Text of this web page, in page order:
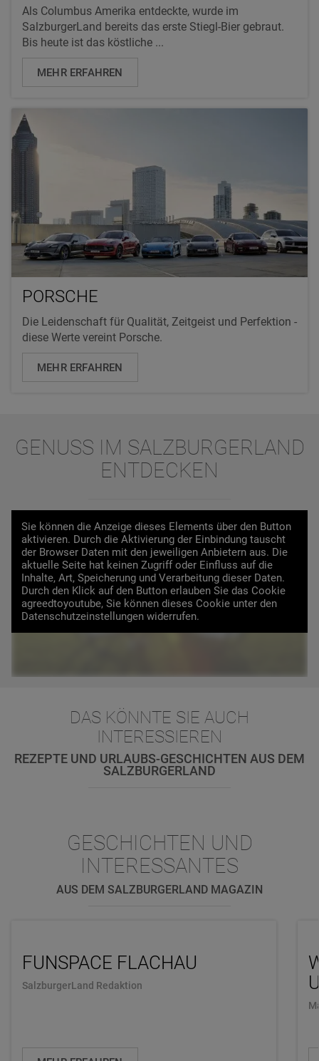
Als Columbus Amerika entdeckte, wurde im
SalzburgerLand bereits das erste Stiegl-Bier gebraut.
Bis heute ist das köstliche ...
MEHR ERFAHREN
PORSCHE
Die Leidenschaft für Qualität, Zeitgeist und Perfektion -
diese Werte vereint Porsche.
MEHR ERFAHREN
GENUSS IM SALZBURGERLAND
ENTDECKEN
VIDEO LADEN
Sie können die Anzeige dieses Elements über den Button
aktivieren. Durch die Aktivierung der Einbindung tauscht
der Browser Daten mit den jeweiligen Anbietern aus. Die
aktuelle Seite hat keinen Zugriff oder Einfluss auf die
Inhalte, Art, Speicherung und Verarbeitung dieser Daten.
Durch den Klick auf den Button erlauben Sie das Cookie
agreedtoyoutube, Sie können dieses Cookie unter den
Datenschutzeinstellungen widerrufen.
DAS KÖNNTE SIE AUCH
INTERESSIEREN
REZEPTE UND URLAUBS-GESCHICHTEN AUS DEM
SALZBURGERLAND
GESCHICHTEN UND
INTERESSANTES
AUS DEM SALZBURGERLAND MAGAZIN
FUNSPACE FLACHAU
SalzburgerLand Redaktion